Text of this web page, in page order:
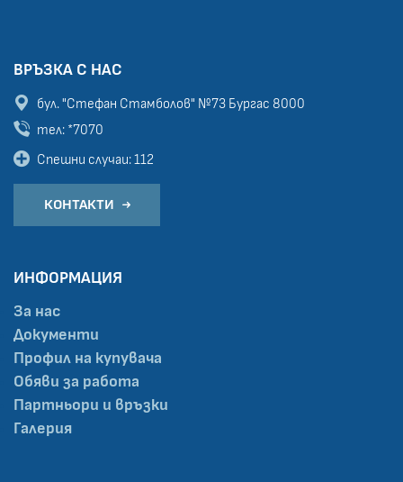
ВРЪЗКА С НАС
бул. "Стефан Стамболов" №73 Бургас 8000
тел: *7070
Спешни случаи: 112
КОНТАКТИ
ИНФОРМАЦИЯ
За нас
Документи
Профил на купувача
Обяви за работа
Партньори и връзки
Галерия